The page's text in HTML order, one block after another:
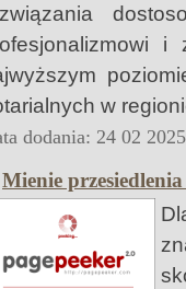
i
w
dodania: 24 02
Mienie